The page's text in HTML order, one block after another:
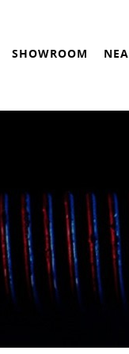
SHOWROOM ΝΕΑ